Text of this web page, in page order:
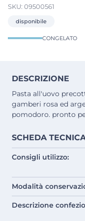
SKU: 09500561
disponibile
CONGELATO
DESCRIZIONE
Pasta all'uovo
gamberi rosa ed
pomodoro. pronto
SCHEDA
Consigli utilizzo:
Modalità
Descrizione